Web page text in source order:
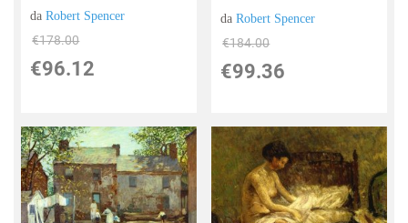
daRobert Spencer
€178.00
€96.12
daRobert Spencer
€184.00
€99.36